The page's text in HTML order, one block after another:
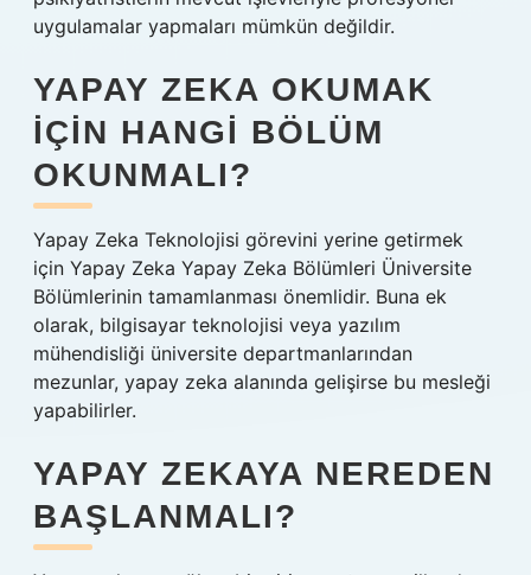
uygulamalar yapmaları mümkün değildir.
YAPAY ZEKA OKUMAK
IÇIN HANGI BÖLÜM
OKUNMALI?
Yapay Zeka Teknolojisi görevini yerine getirmek
için Yapay Zeka Yapay Zeka Bölümleri Üniversite
Bölümlerinin tamamlanması önemlidir. Buna ek
olarak, bilgisayar teknolojisi veya yazılım
mühendisliği üniversite departmanlarından
mezunlar, yapay zeka alanında gelişirse bu mesleği
yapabilirler.
YAPAY ZEKAYA NEREDEN
BAŞLANMALI?